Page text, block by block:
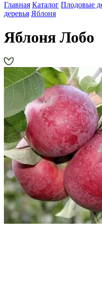
Главная Каталог Плодовые
деревья Яблоня
Яблоня Лобо